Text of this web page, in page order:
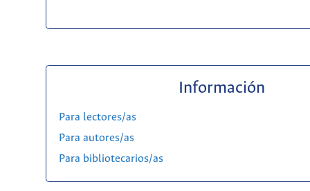
Información
Para lectores/as
Para autores/as
Para bibliotecarios/as